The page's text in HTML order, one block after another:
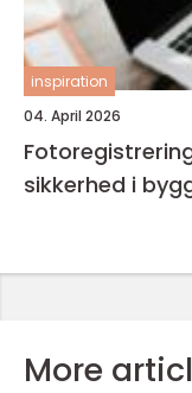
inspiration
04. April 2026
sikkerhed i
More